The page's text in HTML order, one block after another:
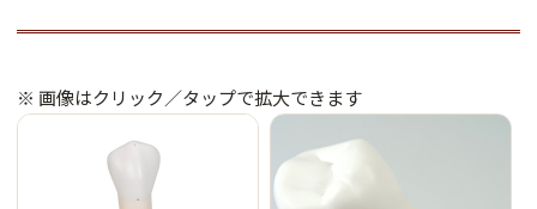
※ 画像はクリック／タップで拡大できます